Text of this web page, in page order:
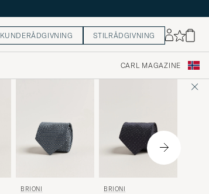
KUNDERÅDGIVNING STILRÅDGIVNING
CARL MAGAZINE
BRIONI
BRIONI